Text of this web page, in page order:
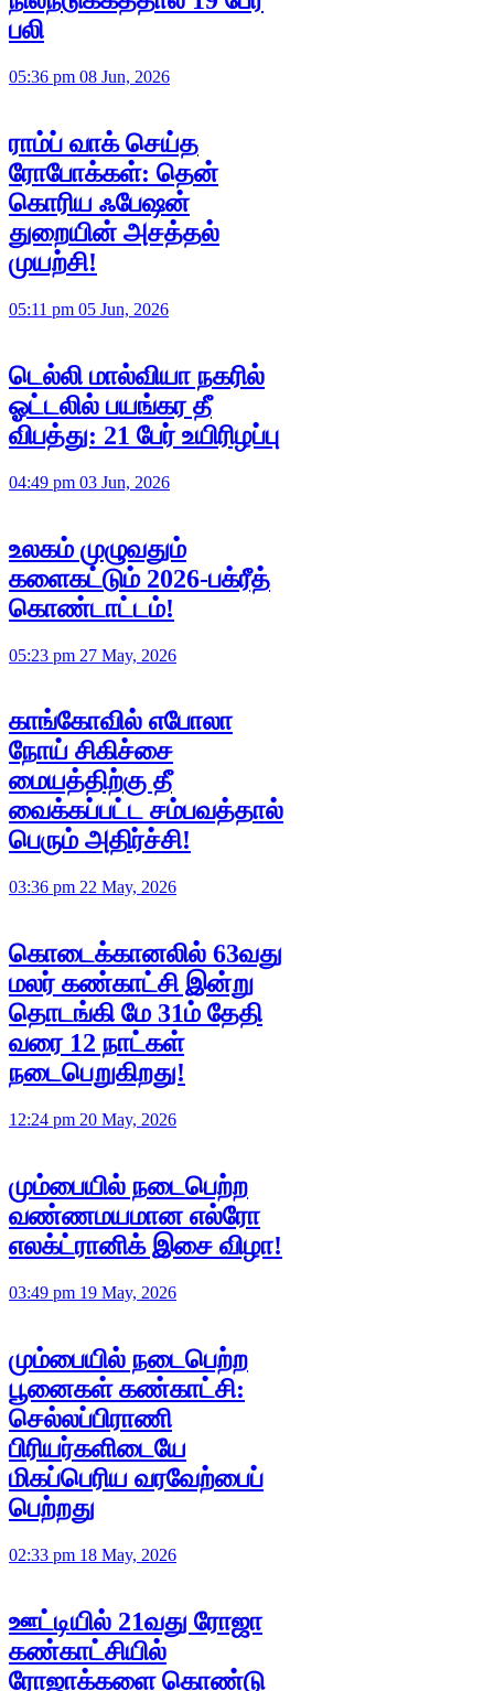
பலி
05:36 pm 08 Jun, 2026
ராம்ப் வாக் செய்த
ரோபோக்கள்: தென்
கொரிய ஃபேஷன்
துறையின் அசத்தல்
முயற்சி!
05:11 pm 05 Jun, 2026
டெல்லி மால்வியா நகரில்
ஓட்டலில் பயங்கர தீ
விபத்து: 21 பேர் உயிரிழப்பு
04:49 pm 03 Jun, 2026
உலகம் முழுவதும்
களைகட்டும் 2026-பக்ரீத்
கொண்டாட்டம்!
05:23 pm 27 May, 2026
காங்கோவில் எபோலா
நோய் சிகிச்சை
மையத்திற்கு தீ
வைக்கப்பட்ட சம்பவத்தால்
பெரும் அதிர்ச்சி!
03:36 pm 22 May, 2026
கொடைக்கானலில் 63வது
மலர் கண்காட்சி இன்று
தொடங்கி மே 31ம் தேதி
வரை 12 நாட்கள்
நடைபெறுகிறது!
12:24 pm 20 May, 2026
மும்பையில் நடைபெற்ற
வண்ணமயமான எல்ரோ
எலக்ட்ரானிக் இசை விழா!
03:49 pm 19 May, 2026
மும்பையில் நடைபெற்ற
பூனைகள் கண்காட்சி:
செல்லப்பிராணி
பிரியர்களிடையே
மிகப்பெரிய வரவேற்பைப்
பெற்றது
02:33 pm 18 May, 2026
ஊட்டியில் 21வது ரோஜா
கண்காட்சியில்
ரோஜாக்களை கொண்டு